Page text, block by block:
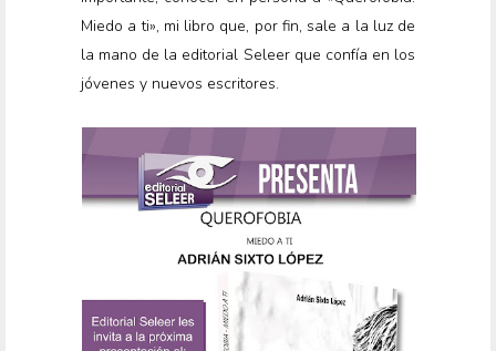
Miedo a ti», mi libro que, por fin, sale a la luz de
la mano de la editorial Seleer que confía en los
jóvenes y nuevos escritores.